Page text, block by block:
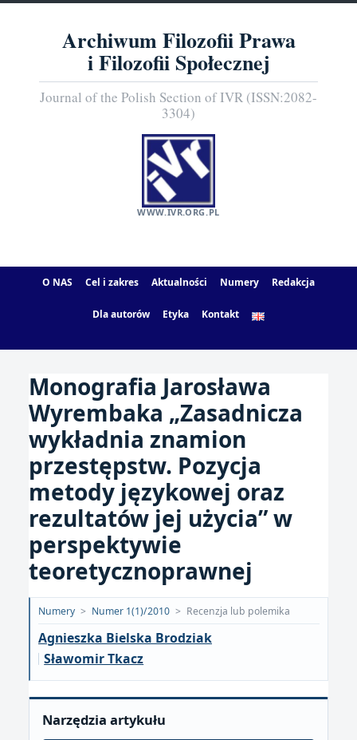
Archiwum Filozofii Prawa
i Filozofii Społecznej
Journal of the Polish Section of IVR (ISSN:2082-
3304)
WWW.IVR.ORG.PL
O NAS Cel i zakres Aktualności Numery Redakcja
Dla autorów Etyka Kontakt
Monografia Jarosława
Wyrembaka „Zasadnicza
wykładnia znamion
przestępstw. Pozycja
metody językowej oraz
rezultatów jej użycia” w
perspektywie
teoretycznoprawnej
Opublikowano:
2018-
01-
25
Numery > Numer 1(1)/2010 > Recenzja lub polemika
Agnieszka Bielska Brodziak
Sławomir Tkacz
Narzędzia artykułu